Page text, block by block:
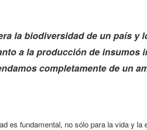
la biodiversidad de un país y
a la producción de insumos
completamente de un
es fundamental, no sólo para la vida y